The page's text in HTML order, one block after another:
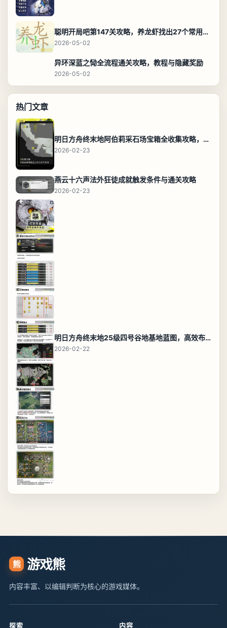
聪明开局吧第147关攻略，养龙虾找出27个常用字通关答案
2026-05-02
异环深蓝之恸全流程通关攻略，教程与隐藏奖励
2026-05-02
热门文章
明日方舟终末地阿伯莉采石场宝箱全收集攻略，全点位分布图与路线
2026-02-23
燕云十六声法外狂徒成就触发条件与通关攻略
2026-02-23
明日方舟终末地25级四号谷地基地蓝图，高效布局规划
2026-02-22
熊 游戏熊
内容丰富、以编辑判断为核心的游戏媒体。
探索 内容